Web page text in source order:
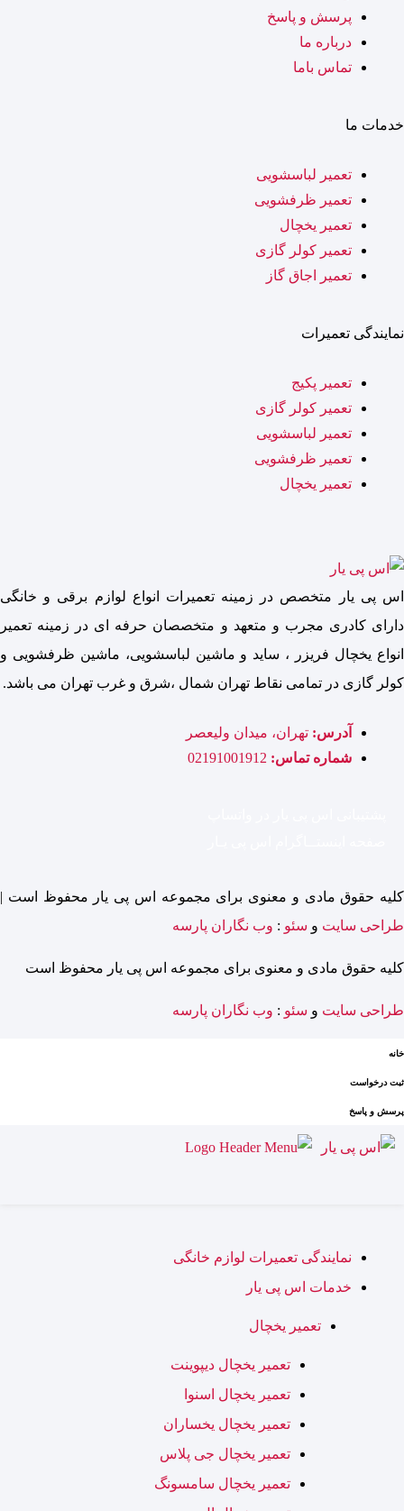
پرسش و پاسخ
درباره ما
تماس باما
خدمات ما
تعمیر لباسشویی
تعمیر ظرفشویی
تعمیر یخچال
تعمیر کولر گازی
تعمیر اجاق گاز
نمایندگی تعمیرات
تعمیر پکیج
تعمیر کولر گازی
تعمیر لباسشویی
تعمیر ظرفشویی
تعمیر یخچال
اس پی یار متخصص در زمینه تعمیرات انواع لوازم برقی و خانگی
دارای کادری مجرب و متعهد و متخصصان حرفه ای در زمینه تعمیر
انواع یخچال فریزر ، ساید و ماشین لباسشویی، ماشین ظرفشویی و
کولر گازی در تمامی نقاط تهران شمال ،شرق و غرب تهران می باشد.
آدرس: تهران، میدان ولیعصر
شماره تماس:
کلیه حقوق مادی و معنوی برای مجموعه اس پی یار محفوظ است |
طراحی سایت و سئو : وب نگاران پارسه
کلیه حقوق مادی و معنوی برای مجموعه اس پی یار محفوظ است
طراحی سایت و سئو : وب نگاران پارسه
خانه
ثبت درخواست
پرسش و پاسخ
نمایندگی تعمیرات لوازم خانگی
خدمات اس پی یار
تعمیر یخچال
تعمیر یخچال دیپوینت
تعمیر یخچال اسنوا
تعمیر یخچال یخساران
تعمیر یخچال جی پلاس
تعمیر یخچال سامسونگ